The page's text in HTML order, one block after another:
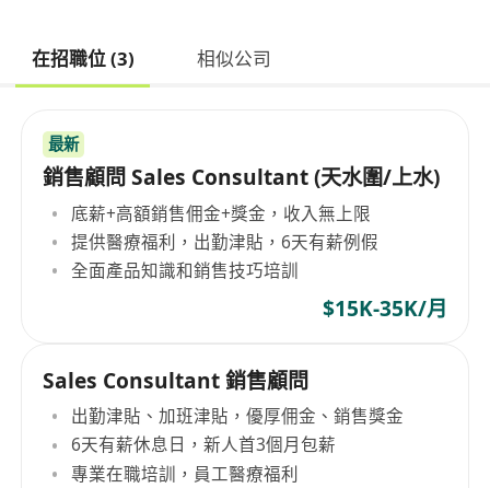
在招職位 (3) 相似公司
最新
銷售顧問 Sales Consultant (天水圍/上水)
底薪+高額銷售佣金+獎金，收入無上限
提供醫療福利，出勤津貼，6天有薪例假
全面產品知識和銷售技巧培訓
$15K-35K/月
Sales Consultant 銷售顧問
出勤津貼、加班津貼，優厚佣金、銷售獎金
6天有薪休息日，新人首3個月包薪
專業在職培訓，員工醫療福利